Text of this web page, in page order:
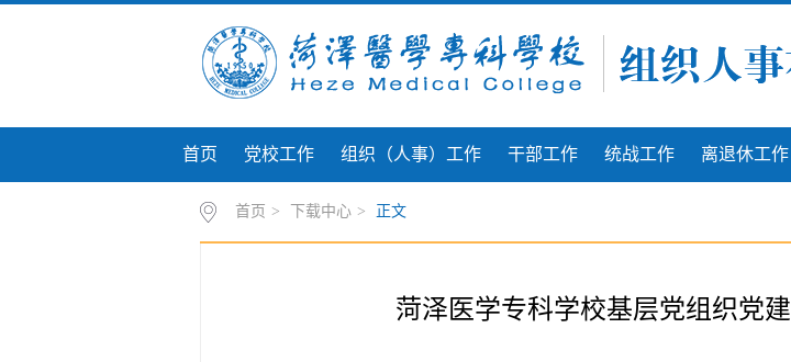
首页 党校工作 组织（人事）工作 干部工作 统战工作 离退休工作
首页 > 下载中心 > 正文
菏泽医学专科学校基层党组织党